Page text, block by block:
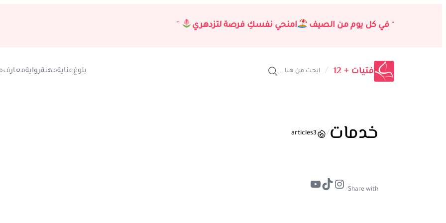
“ في كل يوم من الصيف امنحي نفسكِ فرصة لتزدهري ”
فتيات + 12 / ابحث من هنا .. بلوغعنايةمهنةروايةمعارف
خدمات/
3
articles
Share with
/
إنستجرام
تيك توكيوتيوب